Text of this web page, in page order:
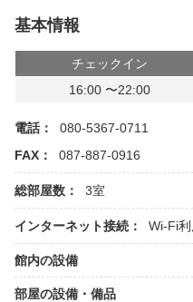
基本情報
チェックイン
16:00 〜22:00
電話：
080-5367-0711
FAX：
087-887-0916
総部屋数： 3室
インターネット接続： Wi-Fi
館内の設備
部屋の設備・備品